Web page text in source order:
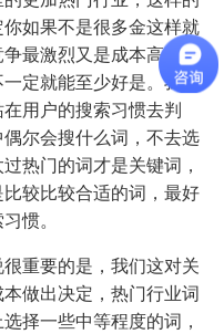
如果不是很多金这样就
最激烈又是成本高了
定就能至少好是。我怀
用户的搜索习惯去判
尔会搜什么词，不去选
热门的词才是关键词，
较比较合适的词，最好
惯。
重要的是，我们这对关
做出决定，热门行业词
择一些中等程度的词，